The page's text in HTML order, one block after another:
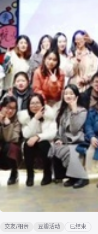
交友/相亲 豆瓣活动 已结束